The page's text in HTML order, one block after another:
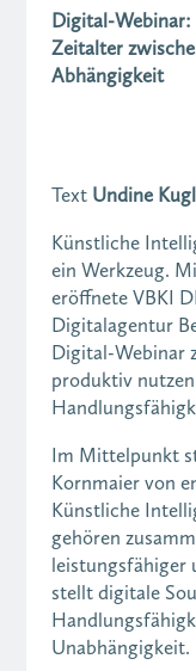
Digital-
Zeitalter
Abhängigkeit
Text Undine
Künstliche
ein Werkzeug.
eröffnete VBKI
Digitalagentur
Digital-Webinar
produktiv
Im Mittelpunkt
Kornmaier von
Künstliche
gehören
leistungsfähiger
stellt digitale
Unabhängigkeit.